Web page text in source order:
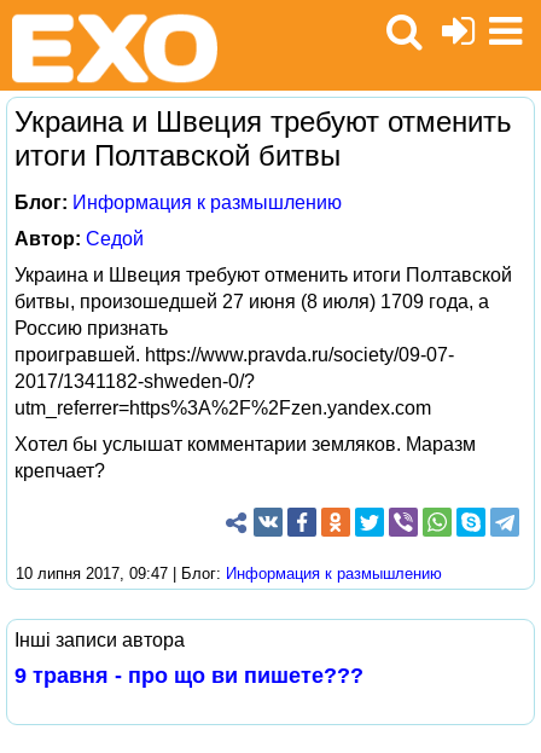
Украина и Швеция требуют отменить
итоги Полтавской битвы
Блог: Информация к размышлению
Автор: Седой
Украина и Швеция требуют отменить итоги Полтавской
битвы, произошедшей 27 июня (8 июля) 1709 года, а
Россию признать
проигравшей. https://www.pravda.ru/society/09-07-
2017/1341182-shweden-0/?
utm_referrer=https%3A%2F%2Fzen.yandex.com
Хотел бы услышат комментарии земляков. Маразм
крепчает?
10 липня 2017, 09:47 | Блог: Информация к размышлению
Інші записи автора
9 травня - про що ви пишете???